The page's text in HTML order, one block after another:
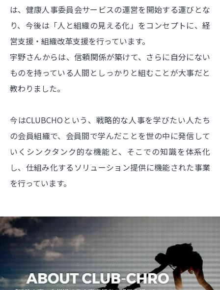
は、健康人事委員会サービスの運営を開始する運びとな
り、今後は「人と組織の見える化」をコンセプトに、経
営支援・組織改革支援を行っています。
宇野さんからは、信頼関係が築けて、さらに自分にない
ものを持っている人間としっかりと組むことが大事だと
教わりました。
今はCLUBCHOという、戦略的な人事を学びたい人たち
の会員組織で、会員間で学んだことを世の中に発信して
いくシンクタンク的な機能と、そこでの知識を体系化
し、仕組み化するソリューション提供に機能された事業
を行っています。